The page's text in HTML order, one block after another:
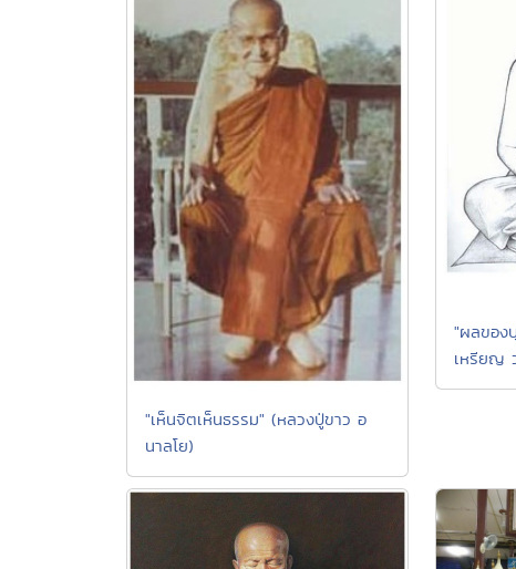
"เห็นจิตเห็นธรรม" (หลวงปู่ขาว อ
นาลโย)
"ผลของ
เหรียญ